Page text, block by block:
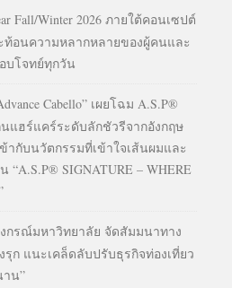
Fall/Winter 2026 ภายใต้คอนเซปต์
ะท้อนความหลากหลายของผู้คนและ
บโจทย์ทุกวัน
Cabello” เผยโฉม A.S.P®
นแฮร์แคร์ระดับลักชัวรีจากอังกฤษ
ากับนวัตกรรมที่เข้าใจเส้นผมและ
SIGNATURE – WHERE
กรณ์มหาวิทยาลัย จัดสัมมนาทาง
ก แนะเคล็ดลับปรับธุรกิจท่องเที่ยว
น”